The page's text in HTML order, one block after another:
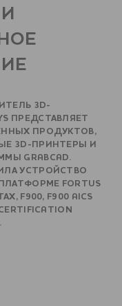
3D-
ПРЕДСТАВЛЯЕТ
ПРОДУКТОВ,
3D-ПРИНТЕРЫ И
GRABCAD.
УСТРОЙСТВО
ПЛАТФОРМЕ FORTUS
F900, F900 AICS